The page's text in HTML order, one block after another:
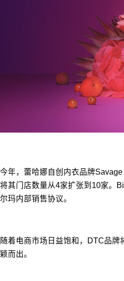
今年，蕾哈娜自创内衣品牌
将其门店数量从4家扩张到10家。
尔玛内部销售协议。
随着电商市场日益饱和，DTC品牌
颖而出。